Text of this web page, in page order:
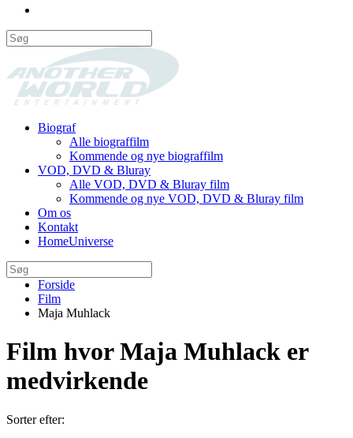
Biograf
Alle biograffilm
Kommende og nye biograffilm
VOD, DVD & Bluray
Alle VOD, DVD & Bluray film
Kommende og nye VOD, DVD & Bluray film
Om os
Kontakt
HomeUniverse
Forside
Film
Maja Muhlack
Film hvor Maja Muhlack er
medvirkende
Sorter efter: